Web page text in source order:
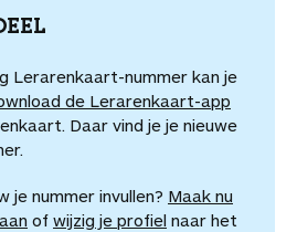
Lerarenkaart-nummer kan je
de Lerarenkaart-app
Daar vind je je nieuwe
je nummer invullen? Maak nu
of wijzig je profiel naar het